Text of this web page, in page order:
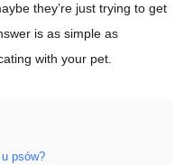
they’re just trying to get
is as simple as
with your pet.
psów?